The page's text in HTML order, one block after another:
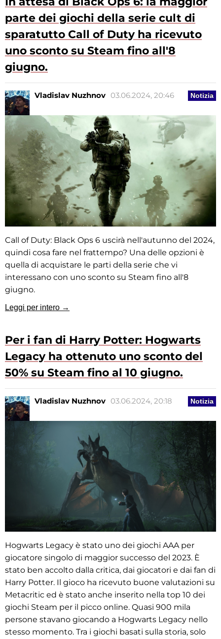
parte dei giochi della serie cult di
sparatutto Call of Duty ha ricevuto
uno sconto su Steam fino all'8
giugno.
Notizia
Vladislav Nuzhnov 03.06.2024, 20:46
Call of Duty: Black Ops 6 uscirà nell'autunno del 2024,
quindi cosa fare nel frattempo? Una delle opzioni è
quella di acquistare le parti della serie che vi
interessano con uno sconto su Steam fino all'8
giugno.
Leggi per intero →
Per i fan di Harry Potter: Hogwarts
Legacy ha ottenuto uno sconto del
50% su Steam fino al 10 giugno.
Notizia
Vladislav Nuzhnov 03.06.2024, 20:18
Hogwarts Legacy è stato uno dei giochi AAA per
giocatore singolo di maggior successo del 2023. È
stato ben accolto dalla critica, dai giocatori e dai fan di
Harry Potter. Il gioco ha ricevuto buone valutazioni su
Metacritic ed è stato anche inserito nella top 10 dei
giochi Steam per il picco online. Quasi 900 mila
persone stavano giocando a Hogwarts Legacy nello
stesso momento. Tra i giochi basati sulla storia, solo